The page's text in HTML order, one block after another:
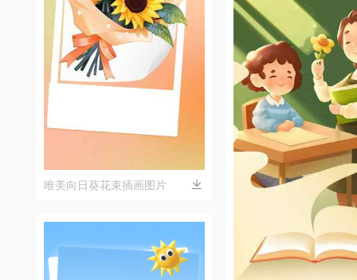
唯美向日葵花束插画图片